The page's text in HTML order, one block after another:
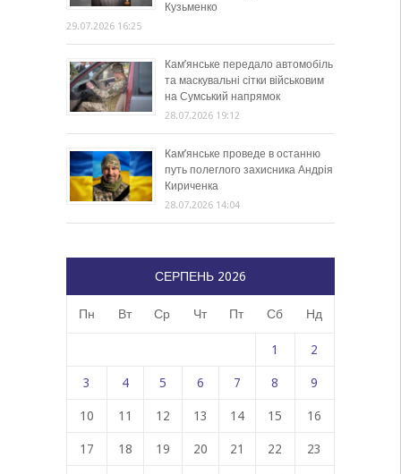
Кузьменко
29.07.2026 16:25
Кам’янське передало автомобіль
та маскувальні сітки військовим
на Сумський напрямок
28.07.2026 19:12
Кам’янське проведе в останню
путь полеглого захисника Андрія
Кириченка
28.07.2026 14:04
СЕРПЕНЬ 2026
Пн Вт Ср Чт Пт Сб Нд
1 2
3 4 5 6 7 8 9
10 11 12 13 14 15 16
17 18 19 20 21 22 23